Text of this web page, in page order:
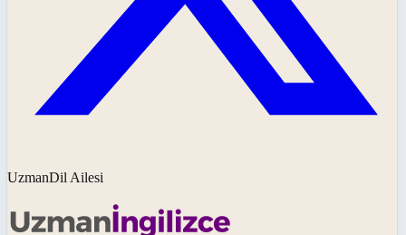
UzmanDil Ailesi